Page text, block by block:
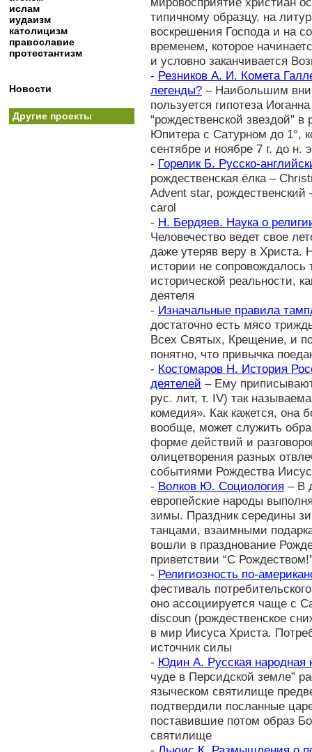
ислам
иудаизм
католицизм
православие
протестантизм
Новости
Другие проекты
типичному образцу, на
воскрешения Господа и на
временем, которое
и условно заканчивается
- Резников А. И. Комета
легенды? – Наибольшим
пользуется гипотеза
“рождественской звездой”
Юпитера с Сатурном до 1°,
сентябре и ноябре 7 г. до н.
- Горелик Б. Русско-
рождественская ёлка –
Advent star,
carol
- Н. Бердяев. Наука о
Человечество ведет свое
даже утеряв веру в Христа.
истории не сопровождалось
исторической реальности,
деятеля
- Изначальные правила
достаточно есть мясо
Всех Святых, Крещение, и
понятно, что привычка
- Костомаров Н. История
деятелей – Ему
рус. лит, т. IV) так
комедия». Как кажется, она
вообще, может служить
форме действий и
олицетворения разных
событиями Рождества
- Волков Ю. Социология – В
европейские народы
зимы. Праздник середины
танцами, взаимными
вошли в празднование
приветствии “С
- Религиозность по-
фестиваль
оно ассоциируется чаще с
discoun (рождественское
в мир Иисуса Христа.
источник силы
- Юдин А. Русская народная
чуде в Персидской земле”
языческом святилище
подтвердили посланные
поставившие потом образ
святилище